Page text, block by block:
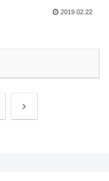
2019.02.22
次